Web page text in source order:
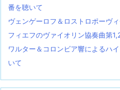
番を聴いて
ヴェンゲーロフ＆ロストロポーヴ
フィエフのヴァイオリン協奏曲第
ワルター＆コロンビア響による
いて